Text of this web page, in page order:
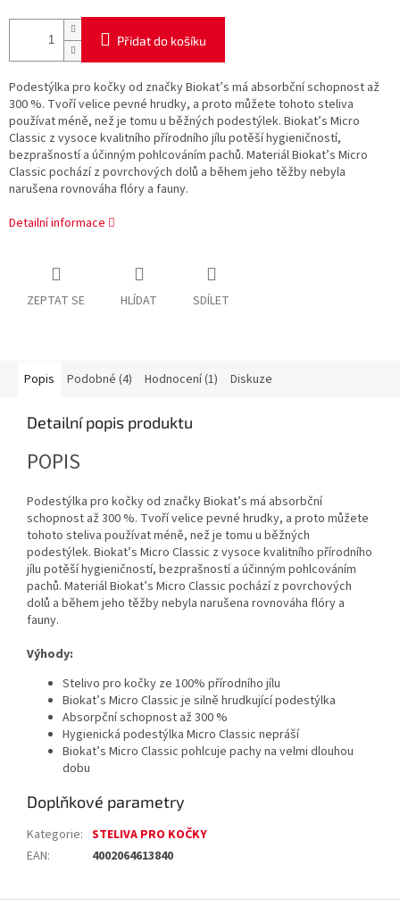
Přidat do košíku
Podestýlka pro kočky od značky Biokat’s má absorbční schopnost až
300 %. Tvoří velice pevné hrudky, a proto můžete tohoto steliva
používat méně, než je tomu u běžných podestýlek. Biokat’s Micro
Classic z vysoce kvalitního přírodního jílu potěší hygieničností,
bezprašností a účinným pohlcováním pachů. Materiál Biokat’s Micro
Classic pochází z povrchových dolů a během jeho těžby nebyla
narušena rovnováha flóry a fauny.
Detailní informace
ZEPTAT SE HLÍDAT SDÍLET
Popis Podobné (4) Hodnocení (1) Diskuze
Detailní popis produktu
POPIS
Podestýlka pro kočky od značky Biokat’s má absorbční
schopnost až 300 %. Tvoří velice pevné hrudky, a proto můžete
tohoto steliva používat méně, než je tomu u běžných
podestýlek. Biokat’s Micro Classic z vysoce kvalitního přírodního
jílu potěší hygieničností, bezprašností a účinným pohlcováním
pachů. Materiál Biokat’s Micro Classic pochází z povrchových
dolů a během jeho těžby nebyla narušena rovnováha flóry a
fauny.
Výhody:
Stelivo pro kočky ze 100% přírodního jílu
Biokat’s Micro Classic je silně hrudkující podestýlka
Absorpční schopnost až 300 %
Hygienická podestýlka Micro Classic nepráší
Biokat’s Micro Classic pohlcuje pachy na velmi dlouhou
dobu
Doplňkové parametry
Kategorie: STELIVA PRO KOČKY
EAN: 4002064613840